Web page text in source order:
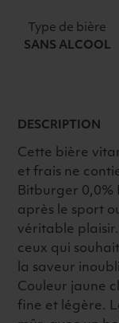
Type de bière
SANS ALCOOL
DESCRIPTION
Cette bière
et frais ne
Bitburger 0,0%
après le sport
véritable
ceux qui
la saveur
Couleur jaune
fine et légère.